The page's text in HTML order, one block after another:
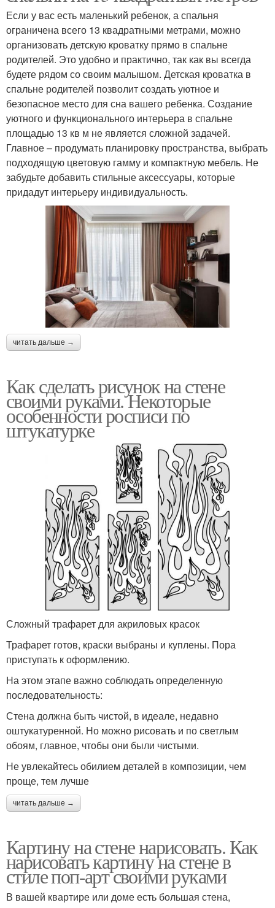
Если у вас есть маленький ребенок, а спальня
ограничена всего 13 квадратными метрами, можно
организовать детскую кроватку прямо в спальне
родителей. Это удобно и практично, так как вы всегда
будете рядом со своим малышом. Детская кроватка в
спальне родителей позволит создать уютное и
безопасное место для сна вашего ребенка. Создание
уютного и функционального интерьера в спальне
площадью 13 кв м не является сложной задачей.
Главное – продумать планировку пространства, выбрать
подходящую цветовую гамму и компактную мебель. Не
забудьте добавить стильные аксессуары, которые
придадут интерьеру индивидуальность.
читать дальше →
Как сделать рисунок на стене
своими руками. Некоторые
особенности росписи по
штукатурке
Сложный трафарет для акриловых красок
Трафарет готов, краски выбраны и куплены. Пора
приступать к оформлению.
На этом этапе важно соблюдать определенную
последовательность:
Стена должна быть чистой, в идеале, недавно
оштукатуренной. Но можно рисовать и по светлым
обоям, главное, чтобы они были чистыми.
Не увлекайтесь обилием деталей в композиции, чем
проще, тем лучше
читать дальше →
Картину на стене нарисовать. Как
нарисовать картину на стене в
стиле поп-арт своими руками
В вашей квартире или доме есть большая стена,